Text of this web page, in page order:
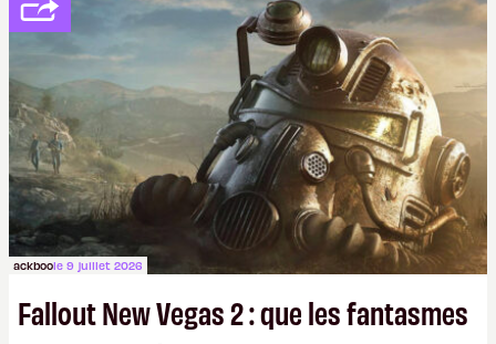
ackboole 9 juillet 2026
Fallout New Vegas 2 : que les fantasmes